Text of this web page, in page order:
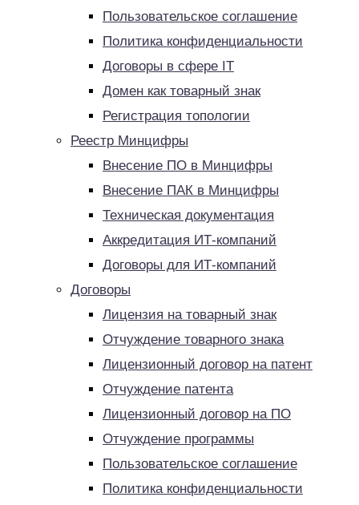
Пользовательское соглашение
Политика конфиденциальности
Договоры в сфере IT
Домен как товарный знак
Регистрация топологии
Реестр Минцифры
Внесение ПО в Минцифры
Внесение ПАК в Минцифры
Техническая документация
Аккредитация ИТ-компаний
Договоры для ИТ-компаний
Договоры
Лицензия на товарный знак
Отчуждение товарного знака
Лицензионный договор на патент
Отчуждение патента
Лицензионный договор на ПО
Отчуждение программы
Пользовательское соглашение
Политика конфиденциальности